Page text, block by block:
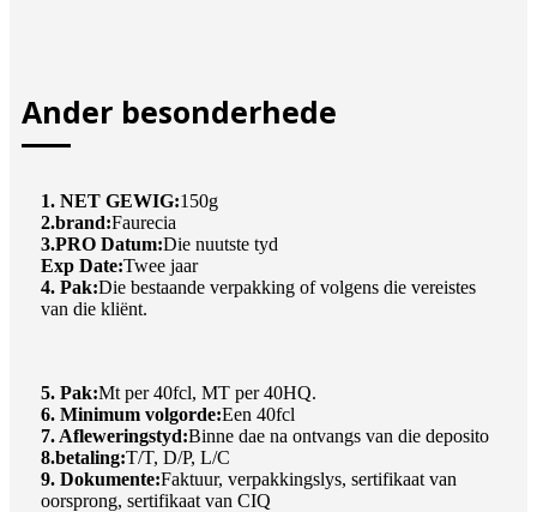
Ander besonderhede
1. NET GEWIG:150g
2.brand:Faurecia
3.PRO Datum:Die nuutste tyd
Exp Date:Twee jaar
4. Pak:Die bestaande verpakking of volgens die vereistes
van die kliënt.
5. Pak:Mt per 40fcl, MT per 40HQ.
6. Minimum volgorde:Een 40fcl
7. Afleweringstyd:Binne dae na ontvangs van die deposito
8.betaling:T/T, D/P, L/C
9. Dokumente:Faktuur, verpakkingslys, sertifikaat van
oorsprong, sertifikaat van CIQ